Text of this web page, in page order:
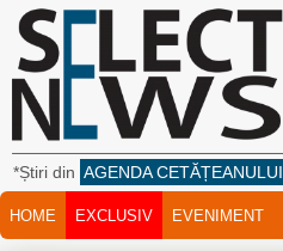
*Știri din AGENDA CETĂȚEANULUI
HOME EXCLUSIV EVENIMENT